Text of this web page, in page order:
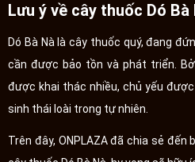
Lưu ý về cây thuốc Dó Bà
Dó Bà Nà là cây thuốc quý, đang
cần được bảo tồn và phát triển.
được khai thác nhiều, chủ yếu
sinh thái loài trong tự nhiên.
Trên đây, ONPLAZA đã chia sẻ